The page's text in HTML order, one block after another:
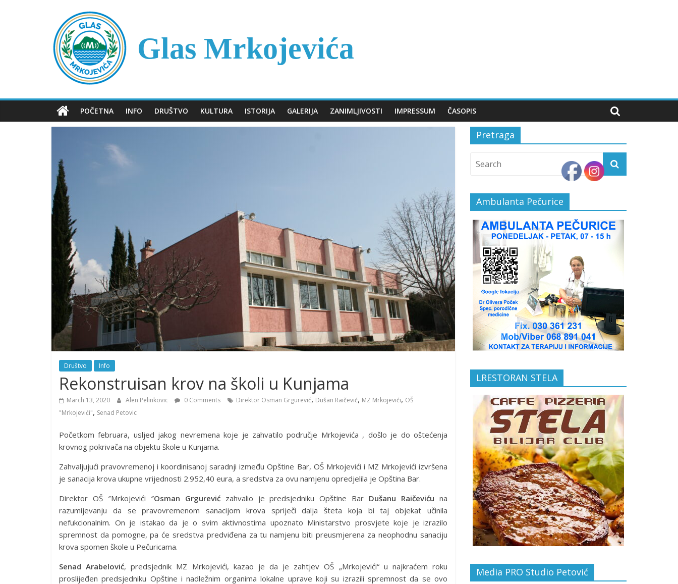
Glas Mrkojevića
POČETNA INFO DRUŠTVO KULTURA ISTORIJA GALERIJA ZANIMLJIVOSTI IMPRESSUM ČASOPIS
Društvo Info
Rekonstruisan krov na školi u Kunjama
March 13, 2020 Alen Pelinkovic 0 Comments Direktor Osman Grgurević, Dušan Raičević, MZ Mrkojevići, OŠ
"Mrkojevići", Senad Petovic
Početkom februara, usljed jakog nevremena koje je zahvatilo područje Mrkojevića , došlo je do oštećenja
krovnog pokrivača na objektu škole u Kunjama.
Zahvaljujući pravovremenoj i koordinisanoj saradnji između Opštine Bar, OŠ Mrkojevići i MZ Mrkojevići izvršena
je sanacija krova ukupne vrijednosti 2.952,40 eura, a sredstva za ovu namjenu opredjelila je Opština Bar.
Direktor OŠ ″Mrkojevići ″Osman Grgurević zahvalio je predsjedniku Opštine Bar Dušanu Raičevićuna
razumijevanju da se pravovremenom sanacijom krova spriječi dalja šteta koja bi taj objekat učinila
nefukcionalnim. On je istakao da je o svim aktivnostima upoznato Ministarstvo prosvjete koje je izrazilo
spremnost da pomogne, pa će sredstva predviđena za tu namjenu biti preusmjerena za neophodnu sanaciju
krova spomen škole u Pečuricama.
Senad Arabelović, predsjednik MZ Mrkojevići, kazao je da je zahtjev OŠ „Mrkojevići“ u najkraćem roku
proslijeđen predsjedniku Opštine i nadležnim organima lokalne uprave koji su izrazili spremnost da se ovo
Pretraga
Ambulanta Pečurice
LRESTORAN STELA
Media PRO Studio Petović